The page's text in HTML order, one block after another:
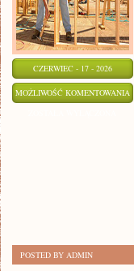
CZERWIEC - 17 - 2026
MOŻLIWOŚĆ KOMENTOWANIA
POSTED BY ADMIN